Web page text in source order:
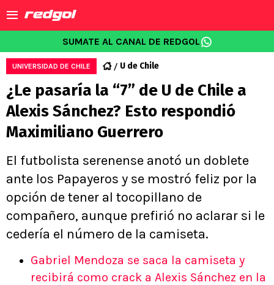
SUMATE AL CANAL DE REDGOL
UNIVERSIDAD DE CHILE U de Chile
¿Le pasaría la “7” de U de Chile a
Alexis Sánchez? Esto respondió
Maximiliano Guerrero
El futbolista serenense anotó un doblete
ante los Papayeros y se mostró feliz por la
opción de tener al tocopillano de
compañero, aunque prefirió no aclarar si le
cedería el número de la camiseta.
Gabriel Mendoza se saca la camiseta y
recibirá como crack a Alexis Sánchez en la